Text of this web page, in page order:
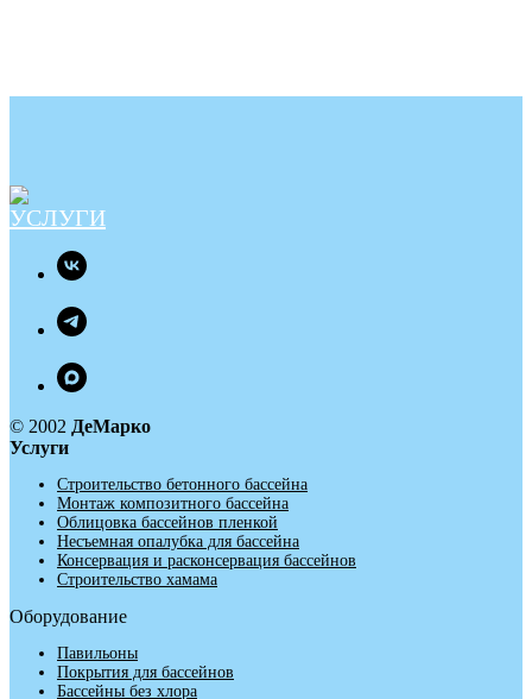
© 2002 ДеМарко
Услуги
Строительство бетонного бассейна
Монтаж композитного бассейна
Облицовка бассейнов пленкой
Несъемная опалубка для бассейна
Консервация и расконсервация бассейнов
Строительство хамама
Оборудование
Павильоны
Покрытия для бассейнов
Бассейны без хлора